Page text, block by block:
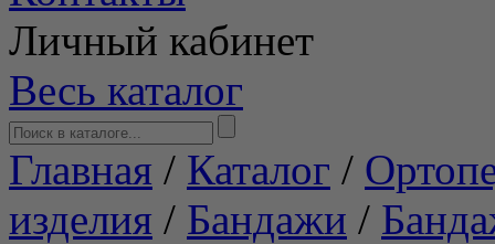
Личный кабинет
Весь каталог
Главная / Каталог /
изделия / Бандажи /